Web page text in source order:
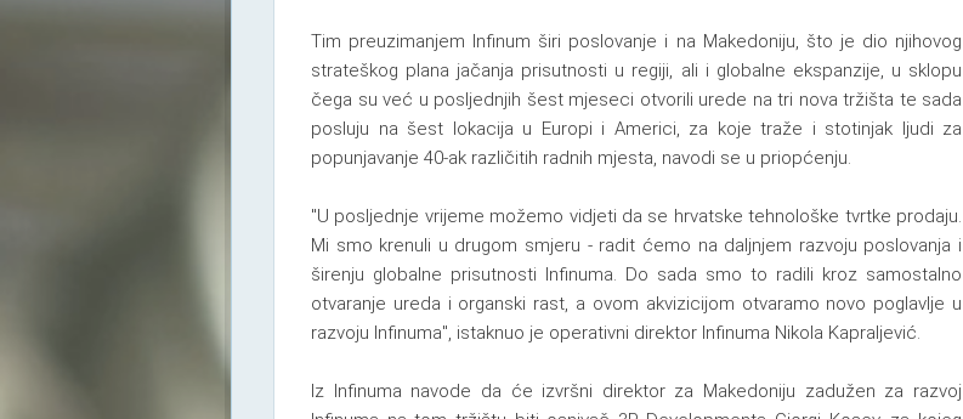
Tim preuzimanjem Infinum širi poslovanje i na Makedoniju, što je dio njihovog
strateškog plana jačanja prisutnosti u regiji, ali i globalne ekspanzije, u sklopu
čega su već u posljednjih šest mjeseci otvorili urede na tri nova tržišta te sada
posluju na šest lokacija u Europi i Americi, za koje traže i stotinjak ljudi za
popunjavanje 40-ak različitih radnih mjesta, navodi se u priopćenju.
"U posljednje vrijeme možemo vidjeti da se hrvatske tehnološke tvrtke prodaju.
Mi smo krenuli u drugom smjeru - radit ćemo na daljnjem razvoju poslovanja i
širenju globalne prisutnosti Infinuma. Do sada smo to radili kroz samostalno
otvaranje ureda i organski rast, a ovom akvizicijom otvaramo novo poglavlje u
razvoju Infinuma", istaknuo je operativni direktor Infinuma Nikola Kapraljević.
Iz Infinuma navode da će izvršni direktor za Makedoniju zadužen za razvoj